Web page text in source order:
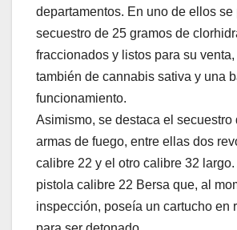
departamentos. En uno de ellos se
secuestro de 25 gramos de
fraccionados y listos para su
también de cannabis sativa y una
funcionamiento.
Asimismo, se destaca el secuestro
armas de fuego, entre ellas dos
calibre 22 y el otro calibre 32
pistola calibre 22 Bersa que, al
inspección, poseía un cartucho en